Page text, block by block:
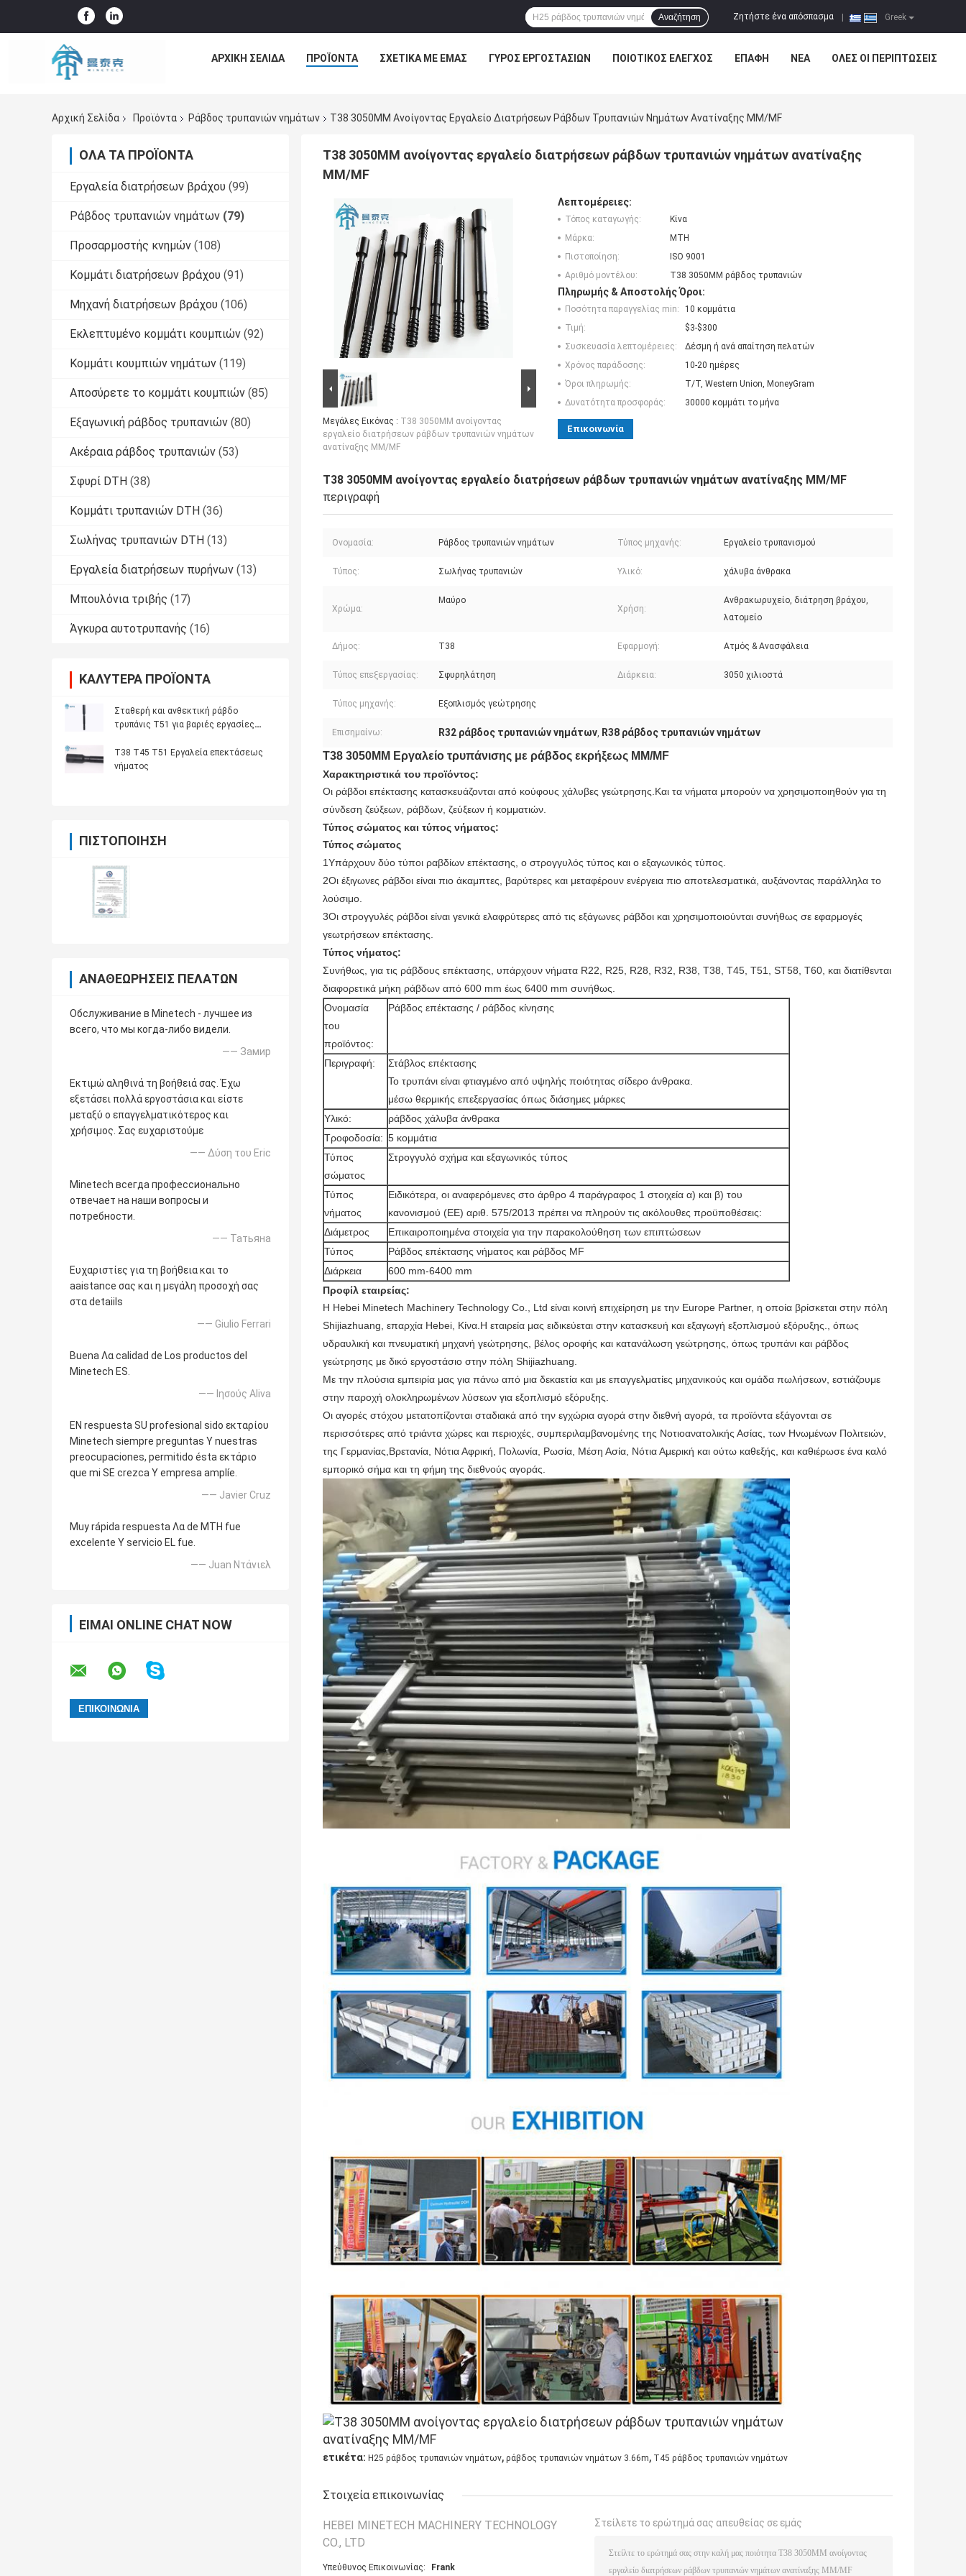
Greek
Ζητήστε ένα απόσπασμα
Αναζήτηση
ΑΡΧΙΚΉ ΣΕΛΊΔΑ ΠΡΟΪΌΝΤΑ ΣΧΕΤΙΚΆ ΜΕ ΕΜΆΣ ΓΎΡΟΣ ΕΡΓΟΣΤΑΣΊΩΝ ΠΟΙΟΤΙΚΌΣ ΈΛΕΓΧΟΣ ΕΠΑΦΉ ΝΈΑ ΌΛΕΣ ΟΙ ΠΕΡΙΠΤΏΣΕΙΣ
Αρχική Σελίδα Προϊόντα Ράβδος τρυπανιών νημάτων T38 3050MM Ανοίγοντας Εργαλείο Διατρήσεων Ράβδων Τρυπανιών Νημάτων Ανατίναξης MM/MF
ΌΛΑ ΤΑ ΠΡΟΪΌΝΤΑ
Εργαλεία διατρήσεων βράχου (99)
Ράβδος τρυπανιών νημάτων (79)
Προσαρμοστής κνημών (108)
Κομμάτι διατρήσεων βράχου (91)
Μηχανή διατρήσεων βράχου (106)
Εκλεπτυμένο κομμάτι κουμπιών (92)
Κομμάτι κουμπιών νημάτων (119)
Αποσύρετε το κομμάτι κουμπιών (85)
Εξαγωνική ράβδος τρυπανιών (80)
Ακέραια ράβδος τρυπανιών (53)
Σφυρί DTH (38)
Κομμάτι τρυπανιών DTH (36)
Σωλήνας τρυπανιών DTH (13)
Εργαλεία διατρήσεων πυρήνων (13)
Μπουλόνια τριβής (17)
Άγκυρα αυτοτρυπανής (16)
ΚΑΛΎΤΕΡΑ ΠΡΟΪΌΝΤΑ
Σταθερή και ανθεκτική ράβδο
τρυπάνις T51 για βαριές εργασίες
Τ38 Τ45 Τ51 Εργαλεία επεκτάσεως
νήματος
ΠΙΣΤΟΠΟΊΗΣΗ
ΑΝΑΘΕΩΡΉΣΕΙΣ ΠΕΛΑΤΏΝ
Обслуживание в Minetech - лучшее из
всего, что мы когда-либо видели.
—— Замир
Εκτιμώ αληθινά τη βοήθειά σας. Έχω
εξετάσει πολλά εργοστάσια και είστε
μεταξύ ο επαγγελματικότερος και
χρήσιμος. Σας ευχαριστούμε
—— Δύση του Eric
Minetech всегда профессионально
отвечает на наши вопросы и
потребности.
—— Татьяна
Ευχαριστίες για τη βοήθεια και το
aaistance σας και η μεγάλη προσοχή σας
στα detaiils
—— Giulio Ferrari
Buena Λα calidad de Los productos del
Minetech ES.
—— Ιησούς Aliva
EN respuesta SU profesional sido εκταρίου
Minetech siempre preguntas Υ nuestras
preocupaciones, permitido ésta εκτάριο
que mi SE crezca Υ empresa amplíe.
—— Javier Cruz
Muy rápida respuesta Λα de MTH fue
excelente Υ servicio EL fue.
—— Juan Ντάνιελ
ΕΊΜΑΙ ONLINE CHAT NOW
T38 3050MM ανοίγοντας εργαλείο διατρήσεων ράβδων τρυπανιών νημάτων ανατίναξης
MM/MF
Μεγάλες Εικόνας : T38 3050MM ανοίγοντας
εργαλείο διατρήσεων ράβδων τρυπανιών νημάτων
ανατίναξης MM/MF
Λεπτομέρειες:
Τόπος καταγωγής:
Κίνα
Μάρκα:
MTH
Πιστοποίηση:
ISO 9001
Αριθμό μοντέλου:
T38 3050MM ράβδος τρυπανιών
Πληρωμής & Αποστολής Όροι:
Ποσότητα παραγγελίας min:
10 κομμάτια
Τιμή:
$3-$300
Συσκευασία λεπτομέρειες:
Δέσμη ή ανά απαίτηση πελατών
Χρόνος παράδοσης:
10-20 ημέρες
Όροι πληρωμής:
T/T, Western Union, MoneyGram
Δυνατότητα προσφοράς:
30000 κομμάτι το μήνα
Επικοινωνία
T38 3050MM ανοίγοντας εργαλείο διατρήσεων ράβδων τρυπανιών νημάτων ανατίναξης MM/MF
περιγραφή
Ονομασία: Ράβδος τρυπανιών νημάτων Τύπος μηχανής: Εργαλείο τρυπανισμού
Τύπος: Σωλήνας τρυπανιών Υλικό: χάλυβα άνθρακα
Χρώμα:
Μαύρο
Χρήση:
Ανθρακωρυχείο, διάτρηση βράχου,
λατομείο
Δήμος: T38 Εφαρμογή: Ατμός & Ανασφάλεια
Τύπος επεξεργασίας: Σφυρηλάτηση Διάρκεια: 3050 χιλιοστά
Τύπος μηχανής: Εξοπλισμός γεώτρησης
Επισημαίνω: R32 ράβδος τρυπανιών νημάτων, R38 ράβδος τρυπανιών νημάτων
Τ38 3050MM Εργαλείο τρυπάνισης με ράβδος εκρήξεως MM/MF
Χαρακτηριστικά του προϊόντος:
Οι ράβδοι επέκτασης κατασκευάζονται από κούφους χάλυβες γεώτρησης.Και τα νήματα μπορούν να χρησιμοποιηθούν για τη
σύνδεση ζεύξεων, ράβδων, ζεύξεων ή κομματιών.
Τύπος σώματος και τύπος νήματος:
Τύπος σώματος
1Υπάρχουν δύο τύποι ραβδίων επέκτασης, ο στρογγυλός τύπος και ο εξαγωνικός τύπος.
2Οι έξιγωνες ράβδοι είναι πιο άκαμπτες, βαρύτερες και μεταφέρουν ενέργεια πιο αποτελεσματικά, αυξάνοντας παράλληλα το
λούσιμο.
3Οι στρογγυλές ράβδοι είναι γενικά ελαφρύτερες από τις εξάγωνες ράβδοι και χρησιμοποιούνται συνήθως σε εφαρμογές
γεωτρήσεων επέκτασης.
Τύπος νήματος:
Συνήθως, για τις ράβδους επέκτασης, υπάρχουν νήματα R22, R25, R28, R32, R38, T38, T45, T51, ST58, T60, και διατίθενται
διαφορετικά μήκη ράβδων από 600 mm έως 6400 mm συνήθως.
Ονομασία
του
προϊόντος:
Ράβδος επέκτασης / ράβδος κίνησης
Περιγραφή:
Στάβλος επέκτασης
Το τρυπάνι είναι φτιαγμένο από υψηλής ποιότητας σίδερο άνθρακα.
μέσω θερμικής επεξεργασίας όπως διάσημες μάρκες
Υλικό:
ράβδος χάλυβα άνθρακα
Τροφοδοσία: 5 κομμάτια
Τύπος
σώματος
Στρογγυλό σχήμα και εξαγωνικός τύπος
Τύπος
νήματος
Ειδικότερα, οι αναφερόμενες στο άρθρο 4 παράγραφος 1 στοιχεία α) και β) του
κανονισμού (ΕΕ) αριθ. 575/2013 πρέπει να πληρούν τις ακόλουθες προϋποθέσεις:
Διάμετρος
Επικαιροποιημένα στοιχεία για την παρακολούθηση των επιπτώσεων
Τύπος
Ράβδος επέκτασης νήματος και ράβδος MF
Διάρκεια
600 mm-6400 mm
Προφίλ εταιρείας:
Η Hebei Minetech Machinery Technology Co., Ltd είναι κοινή επιχείρηση με την Europe Partner, η οποία βρίσκεται στην πόλη
Shijiazhuang, επαρχία Hebei, Κίνα.Η εταιρεία μας ειδικεύεται στην κατασκευή και εξαγωγή εξοπλισμού εξόρυξης., όπως
υδραυλική και πνευματική μηχανή γεώτρησης, βέλος οροφής και κατανάλωση γεώτρησης, όπως τρυπάνι και ράβδος
γεώτρησης με δικό εργοστάσιο στην πόλη Shijiazhuang.
Με την πλούσια εμπειρία μας για πάνω από μια δεκαετία και με επαγγελματίες μηχανικούς και ομάδα πωλήσεων, εστιάζουμε
στην παροχή ολοκληρωμένων λύσεων για εξοπλισμό εξόρυξης.
Οι αγορές στόχου μετατοπίζονται σταδιακά από την εγχώρια αγορά στην διεθνή αγορά, τα προϊόντα εξάγονται σε
περισσότερες από τριάντα χώρες και περιοχές, συμπεριλαμβανομένης της Νοτιοανατολικής Ασίας, των Ηνωμένων Πολιτειών,
της Γερμανίας,Βρετανία, Νότια Αφρική, Πολωνία, Ρωσία, Μέση Ασία, Νότια Αμερική και ούτω καθεξής, και καθιέρωσε ένα καλό
εμπορικό σήμα και τη φήμη της διεθνούς αγοράς.
ετικέτα: H25 ράβδος τρυπανιών νημάτων, ράβδος τρυπανιών νημάτων 3.66m, T45 ράβδος τρυπανιών νημάτων
Στοιχεία επικοινωνίας
HEBEI MINETECH MACHINERY TECHNOLOGY
CO., LTD
Υπεύθυνος Επικοινωνίας: Frank
Στείλετε το ερώτημά σας απευθείας σε εμάς